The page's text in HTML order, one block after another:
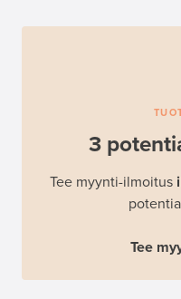
3
Tee myynti-ilmoitus
Tee